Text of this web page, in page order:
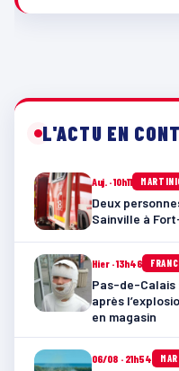
L'ACTU EN
Auj. · 10h11
Deux
Sainville à
Hier · 13h46
Pas-de-Calais
après
en magasin
06/08 · 21h54